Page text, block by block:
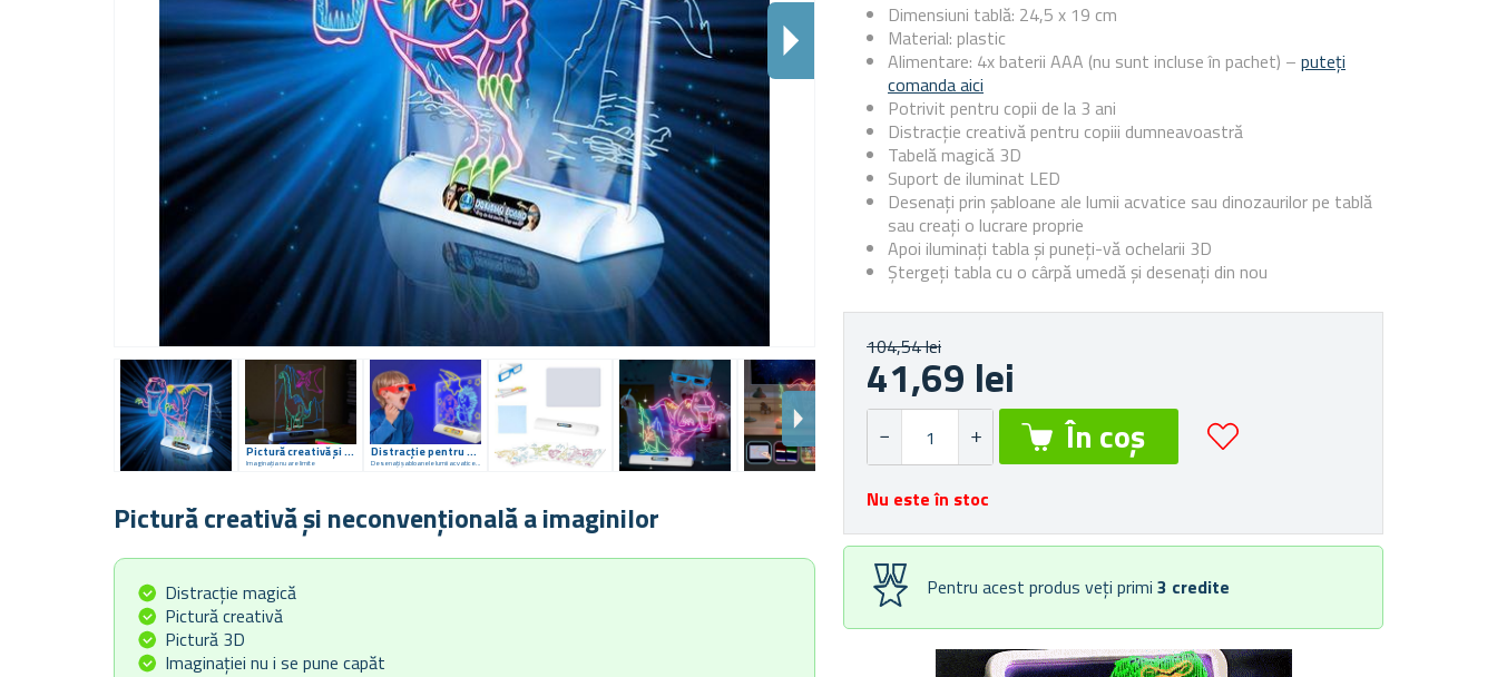
Pictură creativă și neconvențională
Imaginația nu are limite
Distracție pentru copiii dumneavoastră
Desenați șabloanele lumii acvatice sau ale dinozaurilor pe tablă.
Dimensiuni tablă: 24,5 x 19 cm
Material: plastic
Alimentare: 4x baterii AAA (nu sunt incluse în pachet) – puteți
comanda aici
Potrivit pentru copii de la 3 ani
Distracție creativă pentru copiii dumneavoastră
Tabelă magică 3D
Suport de iluminat LED
Desenați prin șabloane ale lumii acvatice sau dinozaurilor pe tablă
sau creați o lucrare proprie
Apoi iluminați tabla și puneți-vă ochelarii 3D
Ștergeți tabla cu o cârpă umedă și desenați din nou
104,54 lei
41,69 lei
Nu este în stoc
Pentru acest produs veți primi 3 credite
Pictură creativă și neconvențională a imaginilor
Distracție magică
Pictură creativă
Pictură 3D
Imaginației nu i se pune capăt